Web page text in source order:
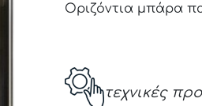
Οριζόντια μπάρα
τεχνικές